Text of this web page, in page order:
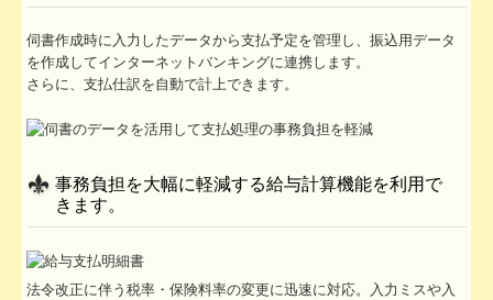
伺書作成時に入力したデータから支払予定を管理し、振込用データ
を作成してインターネットバンキングに連携します。
さらに、支払仕訳を自動で計上できます。
事務負担を大幅に軽減する給与計算機能を利用で
きます。
法令改正に伴う税率・保険料率の変更に迅速に対応。入力ミスや入